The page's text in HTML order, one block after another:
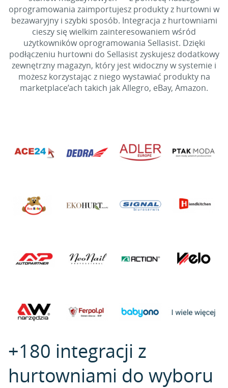
oprogramowania zaimportujesz produkty z hurtowni w
bezawaryjny i szybki sposób. Integracja z hurtowniami
cieszy się wielkim zainteresowaniem wśród
użytkowników oprogramowania Sellasist. Dzięki
podłączeniu hurtowni do Sellasist zyskujesz dodatkowy
zewnętrzny magazyn, który jest widoczny w systemie i
możesz korzystając z niego wystawiać produkty na
marketplace’ach takich jak Allegro, eBay, Amazon.
+180 integracji z
hurtowniami do wyboru